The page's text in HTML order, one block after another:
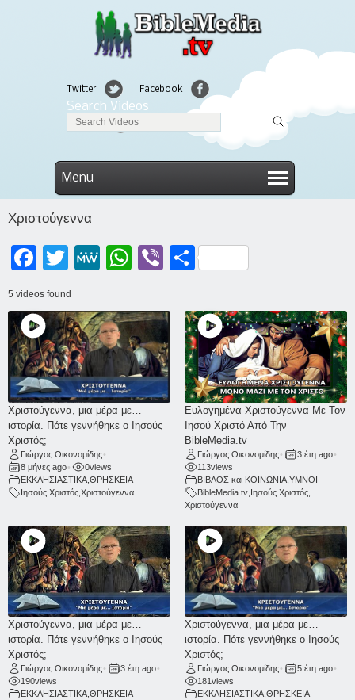
Twitter Facebook
Linkedin
Search Videos
Menu
Χριστούγεννα
Facebook Twitter MeWe WhatsAppViber Μοιραστείτε
5 videos found
Χριστούγεννα, μια μέρα με…
ιστορία. Πότε γεννήθηκε ο Ιησούς
Χριστός;
Γιώργος Οικονομίδης•
8 μήνες ago• 0views
ΕΚΚΛΗΣΙΑΣΤΙΚΑ ΘΡΗΣΚΕΙΑ
Ιησούς Χριστός Χριστούγεννα
Ευλογημένα Χριστούγεννα Με Τον
Ιησού Χριστό Από Την
BibleMedia.tv
Γιώργος Οικονομίδης• 3 έτη ago•
113views
ΒΙΒΛΟΣ και ΚΟΙΝΩΝΙΑ ΥΜΝΟΙ
BibleMedia.tv Ιησούς Χριστός
Χριστούγεννα
Χριστούγεννα, μια μέρα με…
ιστορία. Πότε γεννήθηκε ο Ιησούς
Χριστός;
Γιώργος Οικονομίδης• 3 έτη ago•
190views
ΕΚΚΛΗΣΙΑΣΤΙΚΑ ΘΡΗΣΚΕΙΑ
Χριστούγεννα, μια μέρα με…
ιστορία. Πότε γεννήθηκε ο Ιησούς
Χριστός;
Γιώργος Οικονομίδης• 5 έτη ago•
181views
ΕΚΚΛΗΣΙΑΣΤΙΚΑ ΘΡΗΣΚΕΙΑ